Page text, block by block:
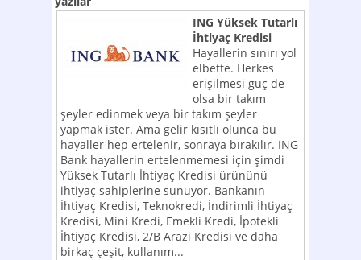
ING Yüksek Tutarlı
İhtiyaç Kredisi
Hayallerin sınırı yol
elbette. Herkes
erişilmesi güç de
olsa bir takım
şeyler edinmek veya bir takım şeyler
yapmak ister. Ama gelir kısıtlı olunca bu
hayaller hep ertelenir, sonraya bırakılır. ING
Bank hayallerin ertelenmemesi için şimdi
Yüksek Tutarlı İhtiyaç Kredisi ürününü
ihtiyaç sahiplerine sunuyor. Bankanın
İhtiyaç Kredisi, Teknokredi, İndirimli İhtiyaç
Kredisi, Mini Kredi, Emekli Kredi, İpotekli
İhtiyaç Kredisi, 2/B Arazi Kredisi ve daha
birkaç çeşit, kullanım...